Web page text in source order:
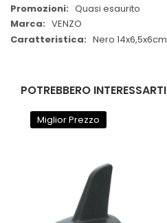
Quasi esaurito
VENZO
Nero 14x6,5x6cm
POTREBBERO INTERESSARTI
Miglior Prezzo